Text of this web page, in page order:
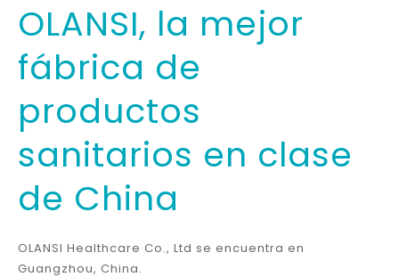
fábrica de
productos
sanitarios en clase
de China
OLANSI Healthcare Co., Ltd se encuentra en
La empresa OLANSI es un fabricante profesional del
OEM Purificador de aire, los productos contienen